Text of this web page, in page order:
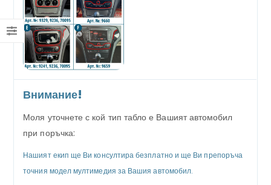
Внимание!
Моля уточнете с кой тип табло е Вашият автомобил
при поръчка:
Нашият екип ще Ви консултира безплатно и ще Ви препоръча
точния модел мултимедия за Вашия автомобил.